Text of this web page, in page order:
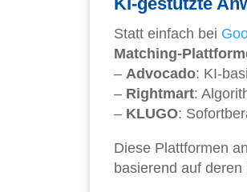
Statt einfach bei
Matching-
– Advocado: KI-
– Rightmart:
– KLUGO:
Diese Plattformen
basierend auf